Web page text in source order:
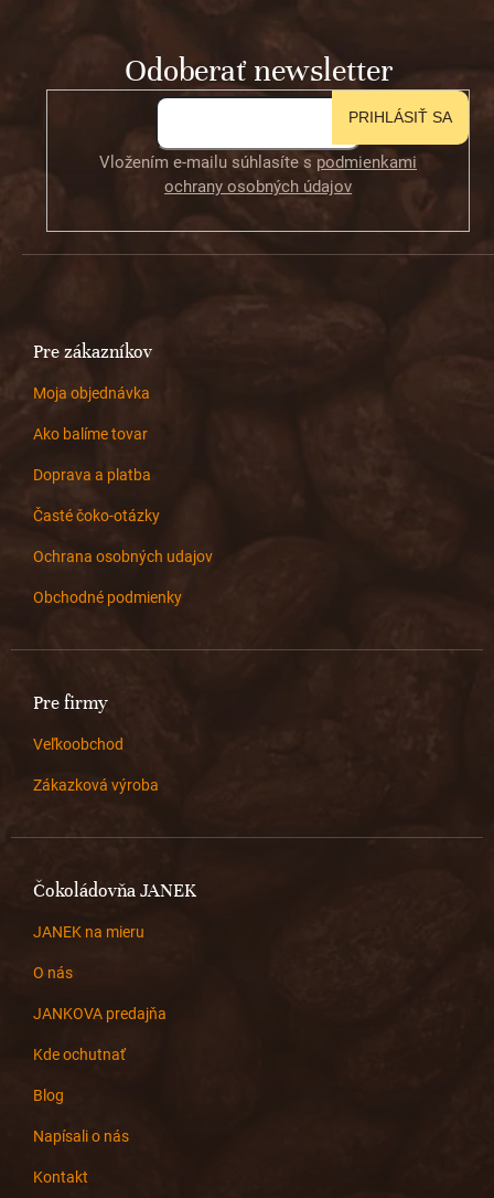
Odoberať newsletter
Vložením e-mailu súhlasíte s podmienkami
ochrany osobných údajov
PRIHLÁSIŤ SA
Pre zákazníkov
Moja objednávka
Ako balíme tovar
Doprava a platba
Časté čoko-otázky
Ochrana osobných udajov
Obchodné podmienky
Pre firmy
Veľkoobchod
Zákazková výroba
Čokoládovňa JANEK
JANEK na mieru
O nás
JANKOVA predajňa
Kde ochutnať
Blog
Napísali o nás
Kontakt